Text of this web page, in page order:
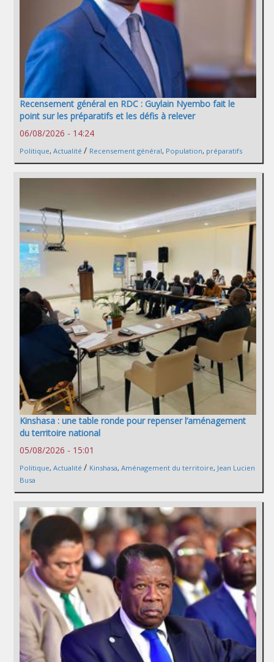
Recensement général en RDC : Guylain Nyembo fait le
point sur les préparatifs et les défis à relever
06/08/2026 - 14:24
Politique, Actualité / Recensement général, Population, préparatifs
Kinshasa : une table ronde pour repenser l’aménagement
du territoire national
05/08/2026 - 15:01
Politique, Actualité / Kinshasa, Aménagement du territoire, Jean Lucien
Busa